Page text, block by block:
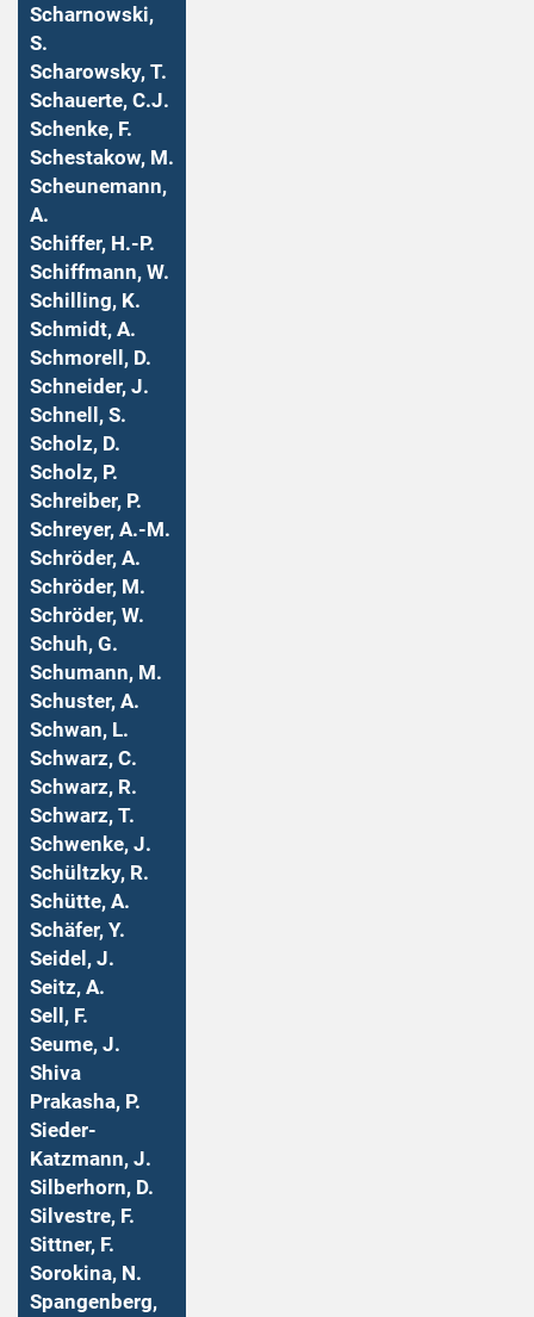
Scharnowski,
S.
Scharowsky, T.
Schauerte, C.J.
Schenke, F.
Schestakow, M.
Scheunemann,
A.
Schiffer, H.-P.
Schiffmann, W.
Schilling, K.
Schmidt, A.
Schmorell, D.
Schneider, J.
Schnell, S.
Scholz, D.
Scholz, P.
Schreiber, P.
Schreyer, A.-M.
Schröder, A.
Schröder, M.
Schröder, W.
Schuh, G.
Schumann, M.
Schuster, A.
Schwan, L.
Schwarz, C.
Schwarz, R.
Schwarz, T.
Schwenke, J.
Schültzky, R.
Schütte, A.
Schäfer, Y.
Seidel, J.
Seitz, A.
Sell, F.
Seume, J.
Shiva
Prakasha, P.
Sieder-
Katzmann, J.
Silberhorn, D.
Silvestre, F.
Sittner, F.
Sorokina, N.
Spangenberg,